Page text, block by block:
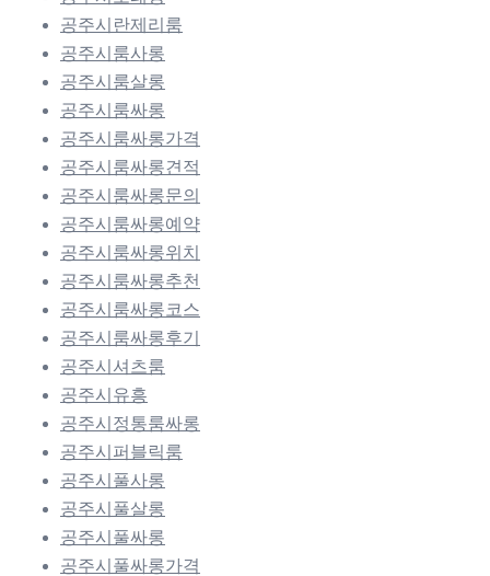
공주시란제리룸
공주시룸사롱
공주시룸살롱
공주시룸싸롱
공주시룸싸롱가격
공주시룸싸롱견적
공주시룸싸롱문의
공주시룸싸롱예약
공주시룸싸롱위치
공주시룸싸롱추천
공주시룸싸롱코스
공주시룸싸롱후기
공주시셔츠룸
공주시유흥
공주시정통룸싸롱
공주시퍼블릭룸
공주시풀사롱
공주시풀살롱
공주시풀싸롱
공주시풀싸롱가격